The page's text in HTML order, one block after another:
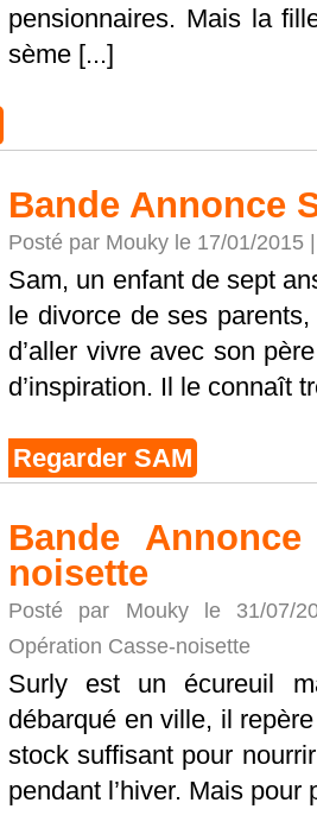
pensionnaires. Mais la
sème [...]
Bande Annonce
Posté par Mouky le 17/01/2015
Sam, un enfant de sept
le divorce de ses
d’aller vivre avec son
d’inspiration. Il le connaît
Regarder SAM
Bande
noisette
Posté par Mouky le 31/07/
Opération Casse-noisette
Surly est un écureuil
débarqué en ville, il
stock suffisant pour
pendant l’hiver. Mais pour